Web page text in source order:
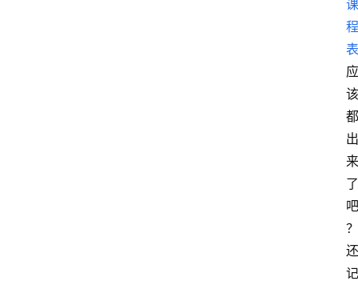
课
程
表
应
该
都
出
来
了
吧
？
还
记